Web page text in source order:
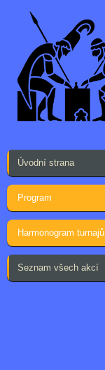
Úvodní strana
Program
Harmonogram turnajů
Seznam všech akcí